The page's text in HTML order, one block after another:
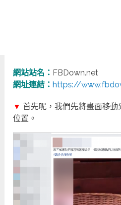
網站站名： FBDown.net
網址連結：https://
▼ 首先呢，我們先將畫面移
位置。